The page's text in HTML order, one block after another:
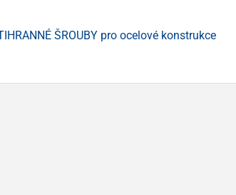
ŠROUBY pro ocelové konstrukce